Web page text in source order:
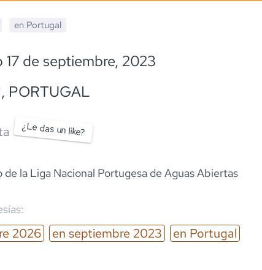
en Portugal
17 de septiembre, 2023
, PORTUGAL
¿Le das un like?
de la Liga Nacional Portugesa de Aguas Abiertas
2026 en septiembre 2023 en Portugal